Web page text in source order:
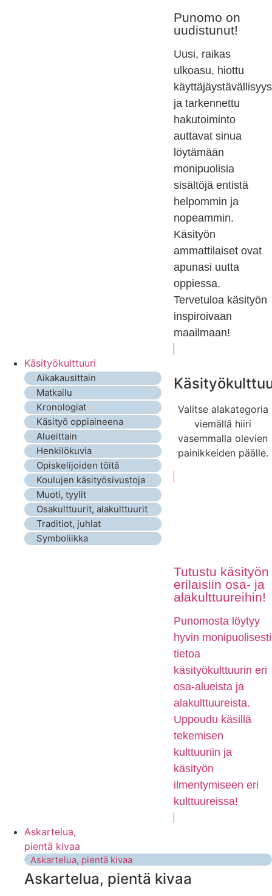
Punomo on
uudistunut!
Uusi, raikas
ulkoasu, hiottu
käyttäjäystävällisyys
ja tarkennettu
hakutoiminto
auttavat sinua
löytämään
monipuolisia
sisältöjä entistä
helpommin ja
nopeammin.
Käsityön
ammattilaiset ovat
apunasi uutta
oppiessa.
Tervetuloa käsityön
inspiroivaan
maailmaan!
Käsityökulttuuri
Aikakausittain
Matkailu
Kronologiat
Käsityö oppiaineena
Alueittain
Henkilökuvia
Opiskelijoiden töitä
Koulujen käsityösivustoja
Muoti, tyylit
Osakulttuurit, alakulttuurit
Traditiot, juhlat
Symboliikka
Valitse alakategoria
viemällä hiiri
vasemmalla olevien
painikkeiden päälle.
Tutustu käsityön
erilaisiin osa- ja
alakulttuureihin!
Punomosta löytyy
hyvin monipuolisesti
tietoa
käsityökulttuurin eri
osa-alueista ja
alakulttuureista.
Uppoudu käsillä
tekemisen
kulttuuriin ja
käsityön
ilmentymiseen eri
kulttuureissa!
Askartelua,
pientä kivaa
Askartelua, pientä kivaa
Askartelua, pientä kivaa